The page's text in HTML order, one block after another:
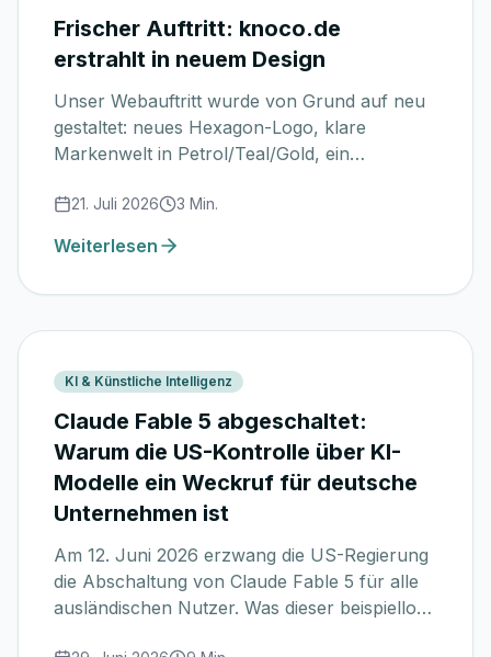
Frischer Auftritt: knoco.de
erstrahlt in neuem Design
Unser Webauftritt wurde von Grund auf neu
gestaltet: neues Hexagon-Logo, klare
Markenwelt in Petrol/Teal/Gold, ein
Schulungszertifikate und neue Inhalte. Ein
Überblick, was sich auf www.knoco.de
verändert hat.
21. Juli 2026 3 Min.
Weiterlesen
KI & Künstliche Intelligenz
Claude Fable 5 abgeschaltet:
Warum die US-Kontrolle über KI-
Modelle ein Weckruf für deutsche
Unternehmen ist
Am 12. Juni 2026 erzwang die US-Regierung
die Abschaltung von Claude Fable 5 für alle
ausländischen Nutzer. Was dieser beispiellose